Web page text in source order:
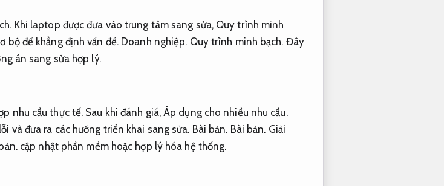
Khi laptop được đưa vào trung tâm sang sửa, Quy trình minh
bộ để khẳng định vấn đề. Doanh nghiệp. Quy trình minh bạch. Đây
án sang sửa hợp lý.
nhu cầu thực tế. Sau khi đánh giá, Áp dụng cho nhiều nhu cầu.
và đưa ra các hướng triển khai sang sửa. Bài bản. Bài bản. Giải
cập nhật phần mềm hoặc hợp lý hóa hệ thống.